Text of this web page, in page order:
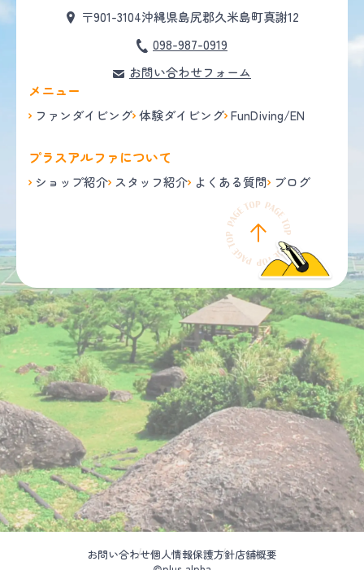
〒901-3104沖縄県島尻郡久米島町真謝12
098-987-0919
お問い合わせフォーム
メニュー
ファンダイビング 体験ダイビング FunDiving/EN
プラスアルファについて
ショップ紹介 スタッフ紹介 よくある質問 ブログ
お問い合わせ個人情報保護方針店舗概要